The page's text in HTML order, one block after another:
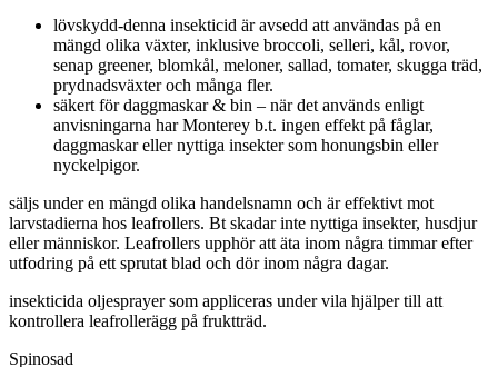
lövskydd-denna insekticid är avsedd att användas på en
mängd olika växter, inklusive broccoli, selleri, kål, rovor,
senap greener, blomkål, meloner, sallad, tomater, skugga träd,
prydnadsväxter och många fler.
säkert för daggmaskar & bin – när det används enligt
anvisningarna har Monterey b.t. ingen effekt på fåglar,
daggmaskar eller nyttiga insekter som honungsbin eller
nyckelpigor.
säljs under en mängd olika handelsnamn och är effektivt mot
larvstadierna hos leafrollers. Bt skadar inte nyttiga insekter, husdjur
eller människor. Leafrollers upphör att äta inom några timmar efter
utfodring på ett sprutat blad och dör inom några dagar.
insekticida oljesprayer som appliceras under vila hjälper till att
kontrollera leafrollerägg på fruktträd.
Spinosad